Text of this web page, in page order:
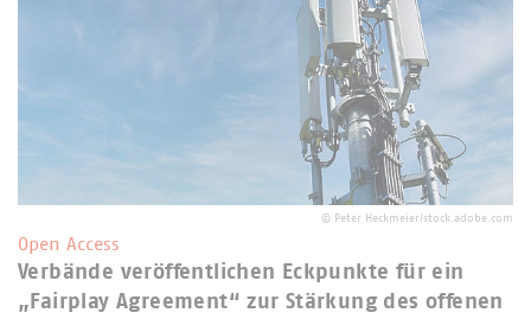
© Peter Heckmeier/stock.adobe.com
Open Access
Verbände veröffentlichen Eckpunkte für ein
„Fairplay Agreement“ zur Stärkung des offenen